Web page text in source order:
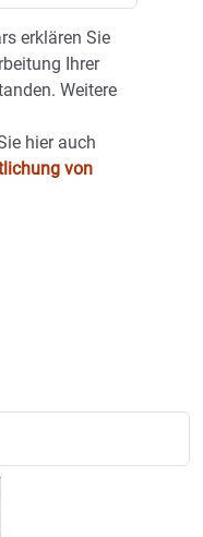
erklären Sie
Ihrer
Weitere
hier auch
von